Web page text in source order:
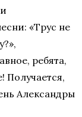
«Трус не
ребята,
Получается,
Александры